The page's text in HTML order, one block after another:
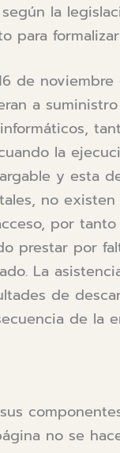
la
para
de
a
la
y esta
no
por
prestar por
La
de
de la
sus
no se